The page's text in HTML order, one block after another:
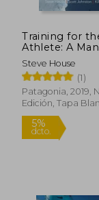
Training for
Athlete: A
Mountain
and ski
(en Inglés)
Steve House
(1)
Patagonia, 2019,
Edición, Tapa
Nuevo